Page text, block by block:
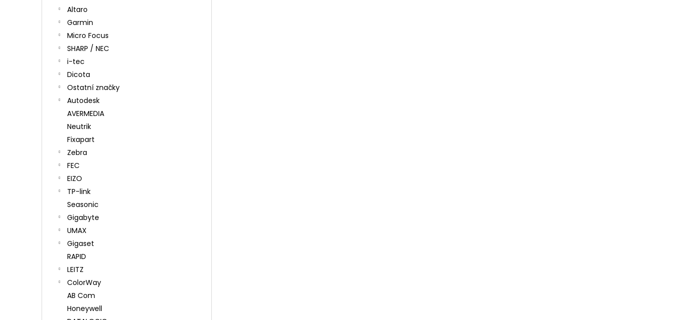
Altaro
Garmin
Micro Focus
SHARP / NEC
i-tec
Dicota
Ostatní značky
Autodesk
AVERMEDIA
Neutrik
Fixapart
Zebra
FEC
EIZO
TP-link
Seasonic
Gigabyte
UMAX
Gigaset
RAPID
LEITZ
ColorWay
AB Com
Honeywell